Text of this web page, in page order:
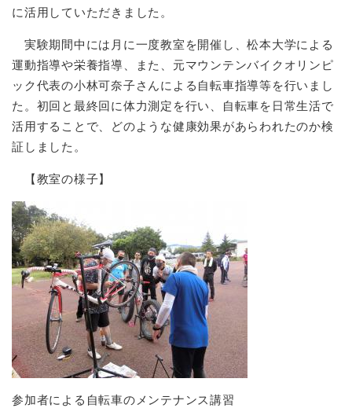
に活用していただきました。
実験期間中には月に一度教室を開催し、松本大学による
運動指導や栄養指導、また、元マウンテンバイクオリンピ
ック代表の小林可奈子さんによる自転車指導等を行いまし
た。初回と最終回に体力測定を行い、自転車を日常生活で
活用することで、どのような健康効果があらわれたのか検
証しました。
【教室の様子】
参加者による自転車のメンテナンス講習